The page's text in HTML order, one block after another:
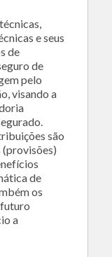
e seus
de
de
pelo
visando a
são
de
os
a